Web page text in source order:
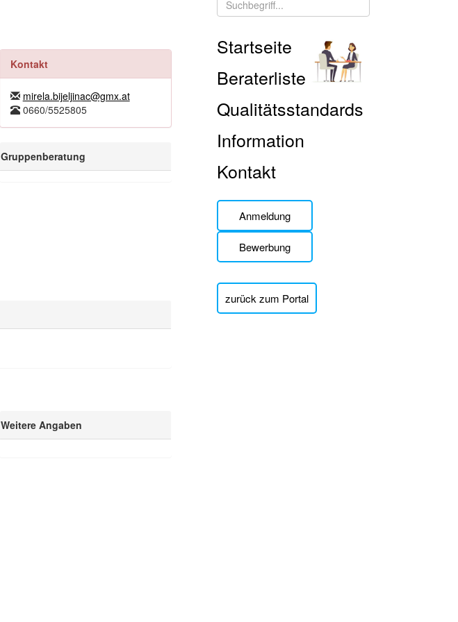
Kontakt
mirela.bijeljinac@gmx.at
0660/5525805
Gruppenberatung
Weitere Angaben
Startseite
Beraterliste
Qualitätsstandards
Information
Kontakt
Anmeldung
Bewerbung
zurück zum Portal